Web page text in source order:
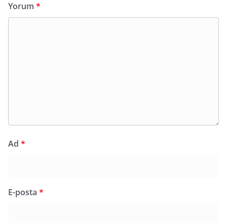
Yorum *
Ad *
E-posta *